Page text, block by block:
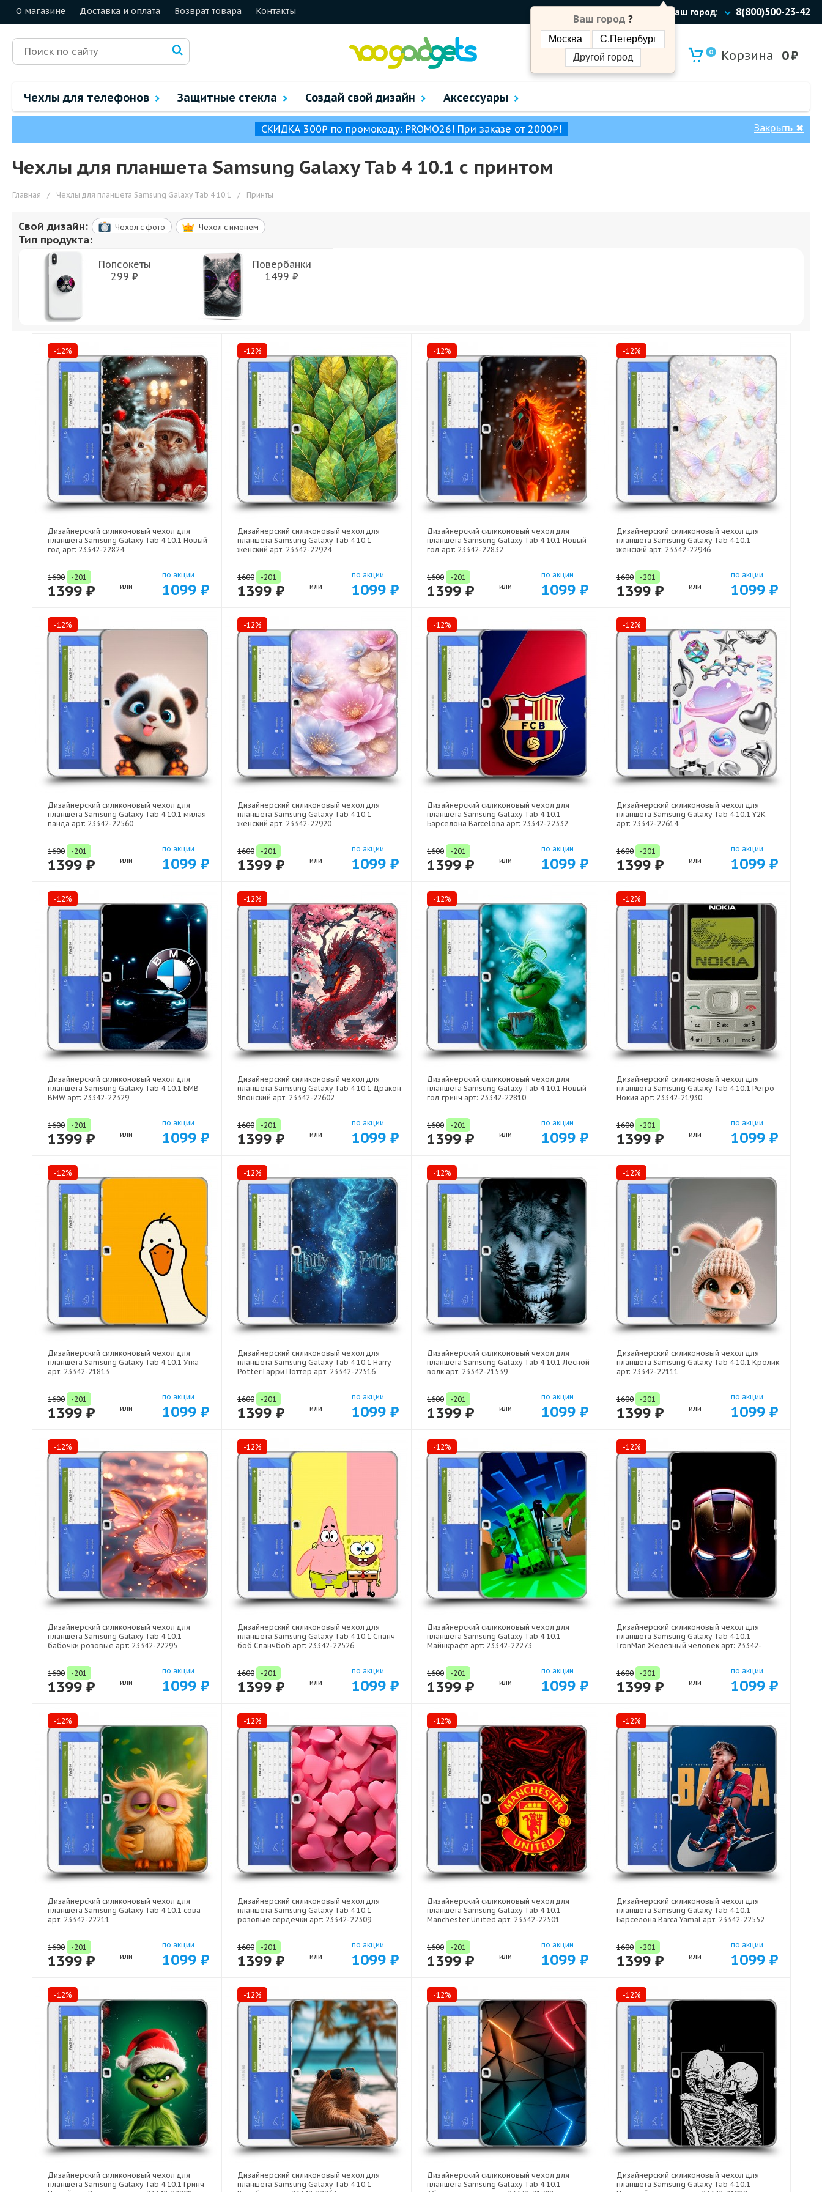
О магазине Доставка и оплата Возврат товара Контакты Ваш город:
Ваш город ?
Москва
С.Петербург
Другой город
8(800)500-23-42
0 Корзина 0₽
Чехлы для телефонов Защитные стекла Создай свой дизайн Аксессуары
СКИДКА 300₽ по промокоду: PROMO26! При заказе от 2000₽! Закрыть ✖
Чехлы для планшета Samsung Galaxy Tab 4 10.1 с принтом
Главная / Чехлы для планшета Samsung Galaxy Tab 4 10.1 / Принты
Свой дизайн: Чехол c фото Чехол c именем
Тип продукта:
Попсокеты
299 ₽
Повербанки
1499 ₽
-12%
Дизайнерский силиконовый чехол для
планшета Samsung Galaxy Tab 4 10.1 Новый
год арт: 23342-22824
1600 -201
1399 ₽ или
по акции
1099 ₽
-12%
Дизайнерский силиконовый чехол для
планшета Samsung Galaxy Tab 4 10.1
женский арт: 23342-22924
1600 -201
1399 ₽ или
по акции
1099 ₽
-12%
Дизайнерский силиконовый чехол для
планшета Samsung Galaxy Tab 4 10.1 Новый
год арт: 23342-22832
1600 -201
1399 ₽ или
по акции
1099 ₽
-12%
Дизайнерский силиконовый чехол для
планшета Samsung Galaxy Tab 4 10.1
женский арт: 23342-22946
1600 -201
1399 ₽ или
по акции
1099 ₽
-12%
Дизайнерский силиконовый чехол для
планшета Samsung Galaxy Tab 4 10.1 милая
панда арт: 23342-22560
1600 -201
1399 ₽ или
по акции
1099 ₽
-12%
Дизайнерский силиконовый чехол для
планшета Samsung Galaxy Tab 4 10.1
женский арт: 23342-22920
1600 -201
1399 ₽ или
по акции
1099 ₽
-12%
Дизайнерский силиконовый чехол для
планшета Samsung Galaxy Tab 4 10.1
Барселона Barcelona арт: 23342-22332
1600 -201
1399 ₽ или
по акции
1099 ₽
-12%
Дизайнерский силиконовый чехол для
планшета Samsung Galaxy Tab 4 10.1 Y2K
арт: 23342-22614
1600 -201
1399 ₽ или
по акции
1099 ₽
-12%
Дизайнерский силиконовый чехол для
планшета Samsung Galaxy Tab 4 10.1 БМВ
BMW арт: 23342-22329
1600 -201
1399 ₽ или
по акции
1099 ₽
-12%
Дизайнерский силиконовый чехол для
планшета Samsung Galaxy Tab 4 10.1 Дракон
Японский арт: 23342-22602
1600 -201
1399 ₽ или
по акции
1099 ₽
-12%
Дизайнерский силиконовый чехол для
планшета Samsung Galaxy Tab 4 10.1 Новый
год гринч арт: 23342-22810
1600 -201
1399 ₽ или
по акции
1099 ₽
-12%
Дизайнерский силиконовый чехол для
планшета Samsung Galaxy Tab 4 10.1 Ретро
Нокия арт: 23342-21930
1600 -201
1399 ₽ или
по акции
1099 ₽
-12%
Дизайнерский силиконовый чехол для
планшета Samsung Galaxy Tab 4 10.1 Утка
арт: 23342-21813
1600 -201
1399 ₽ или
по акции
1099 ₽
-12%
Дизайнерский силиконовый чехол для
планшета Samsung Galaxy Tab 4 10.1 Harry
Potter Гарри Поттер арт: 23342-22516
1600 -201
1399 ₽ или
по акции
1099 ₽
-12%
Дизайнерский силиконовый чехол для
планшета Samsung Galaxy Tab 4 10.1 Лесной
волк арт: 23342-21539
1600 -201
1399 ₽ или
по акции
1099 ₽
-12%
Дизайнерский силиконовый чехол для
планшета Samsung Galaxy Tab 4 10.1 Кролик
арт: 23342-22111
1600 -201
1399 ₽ или
по акции
1099 ₽
-12%
Дизайнерский силиконовый чехол для
планшета Samsung Galaxy Tab 4 10.1
бабочки розовые арт: 23342-22295
1600 -201
1399 ₽ или
по акции
1099 ₽
-12%
Дизайнерский силиконовый чехол для
планшета Samsung Galaxy Tab 4 10.1 Спанч
боб Спанчбоб арт: 23342-22526
1600 -201
1399 ₽ или
по акции
1099 ₽
-12%
Дизайнерский силиконовый чехол для
планшета Samsung Galaxy Tab 4 10.1
Майнкрафт арт: 23342-22273
1600 -201
1399 ₽ или
по акции
1099 ₽
-12%
Дизайнерский силиконовый чехол для
планшета Samsung Galaxy Tab 4 10.1
IronMan Железный человек арт: 23342-
1600
-201
1399 ₽ или
по акции
1099 ₽
-12%
Дизайнерский силиконовый чехол для
планшета Samsung Galaxy Tab 4 10.1 сова
арт: 23342-22211
1600 -201
1399 ₽ или
по акции
1099 ₽
-12%
Дизайнерский силиконовый чехол для
планшета Samsung Galaxy Tab 4 10.1
розовые сердечки арт: 23342-22309
1600 -201
1399 ₽ или
по акции
1099 ₽
-12%
Дизайнерский силиконовый чехол для
планшета Samsung Galaxy Tab 4 10.1
Manchester United арт: 23342-22501
1600 -201
1399 ₽ или
по акции
1099 ₽
-12%
Дизайнерский силиконовый чехол для
планшета Samsung Galaxy Tab 4 10.1
Барселона Barca Yamal арт: 23342-22552
1600 -201
1399 ₽ или
по акции
1099 ₽
-12%
Дизайнерский силиконовый чехол для
планшета Samsung Galaxy Tab 4 10.1 Гринч
-12%
Дизайнерский силиконовый чехол для
планшета Samsung Galaxy Tab 4 10.1
-12%
Дизайнерский силиконовый чехол для
планшета Samsung Galaxy Tab 4 10.1
-12%
Дизайнерский силиконовый чехол для
планшета Samsung Galaxy Tab 4 10.1